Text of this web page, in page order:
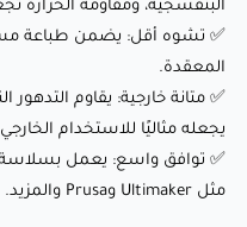
للطباعة — إنه مادة عالية
إلى الجمع بين الجماليات
الديناميكي، المتانة
فهو الخيار الأمثل
مستوى تجربة الطباعة ثلاثية
البنفسجية، ومقاومة الحرارة
✅ تشوه أقل: يضمن طباعة
المعقدة.
✅ متانة خارجية: يقاوم
يجعله مثاليًا للاستخدام
✅ توافق واسع: يعمل بسلاسة مع
مثل Ultimaker وPrusa والمزيد.